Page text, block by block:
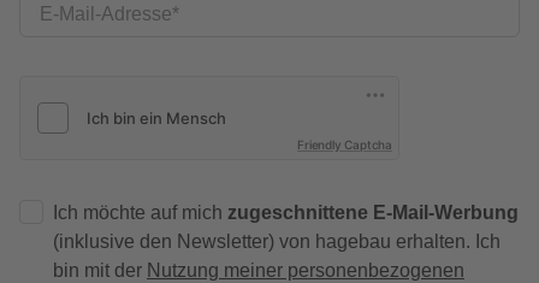
E-Mail-Adresse
Friendly Captcha
Ich möchte auf mich zugeschnittene E-Mail-Werbung
(inklusive den Newsletter) von hagebau erhalten. Ich
bin mit der Nutzung meiner personenbezogenen